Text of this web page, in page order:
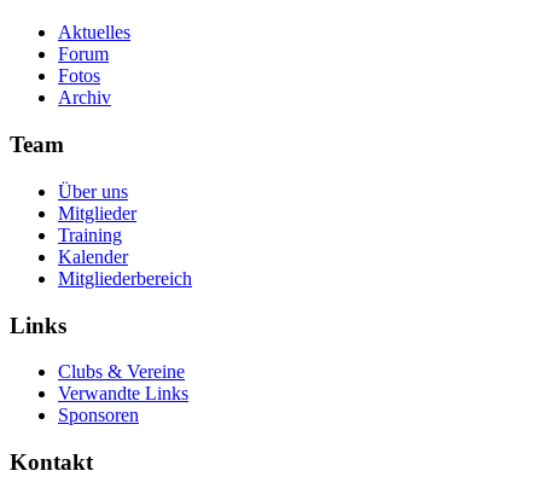
Aktuelles
Forum
Fotos
Archiv
Team
Über uns
Mitglieder
Training
Kalender
Mitgliederbereich
Links
Clubs & Vereine
Verwandte Links
Sponsoren
Kontakt